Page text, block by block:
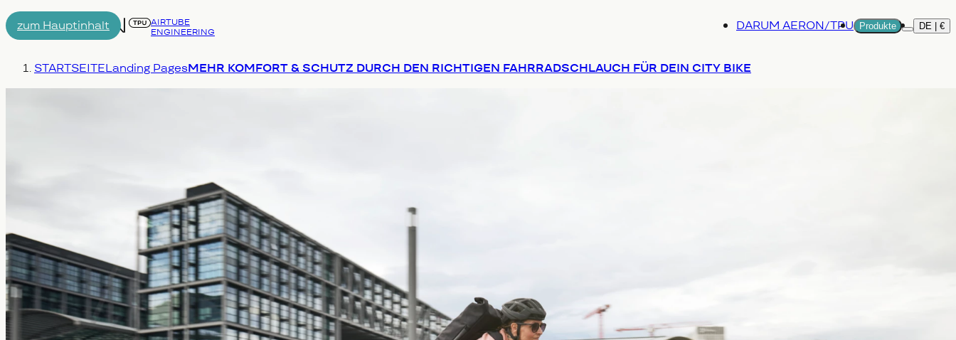
zum Hauptinhalt
AIRTUBE
ENGINEERING
DARUM AERON/TPU
Produkte
Mehr
DE | €
Du bist hier:
STARTSEITELanding PagesMEHR KOMFORT & SCHUTZ DURCH DEN RICHTIGEN FAHRRADSCHLAUCH FÜR DEIN CITY BIKE